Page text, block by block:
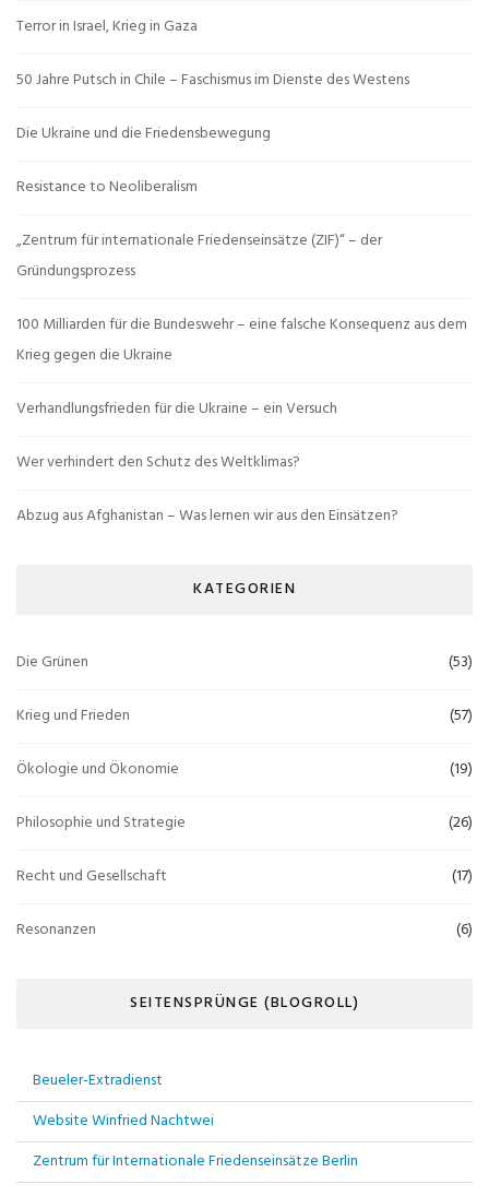
Terror in Israel, Krieg in Gaza
50 Jahre Putsch in Chile – Faschismus im Dienste des Westens
Die Ukraine und die Friedensbewegung
Resistance to Neoliberalism
„Zentrum für internationale Friedenseinsätze (ZIF)“ – der
Gründungsprozess
100 Milliarden für die Bundeswehr – eine falsche Konsequenz aus dem
Krieg gegen die Ukraine
Verhandlungsfrieden für die Ukraine – ein Versuch
Wer verhindert den Schutz des Weltklimas?
Abzug aus Afghanistan – Was lernen wir aus den Einsätzen?
KATEGORIEN
Die Grünen (53)
Krieg und Frieden (57)
Ökologie und Ökonomie (19)
Philosophie und Strategie (26)
Recht und Gesellschaft (17)
Resonanzen (6)
SEITENSPRÜNGE (BLOGROLL)
Beueler-Extradienst
Website Winfried Nachtwei
Zentrum für Internationale Friedenseinsätze Berlin